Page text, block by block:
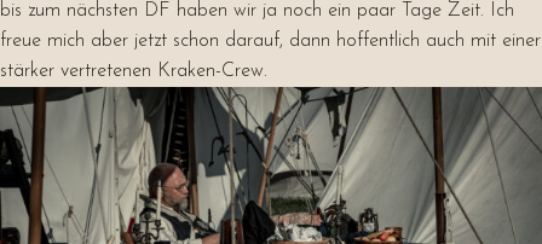
bis zum nächsten DF haben wir ja noch ein paar Tage Zeit. Ich
freue mich aber jetzt schon darauf, dann hoffentlich auch mit einer
stärker vertretenen Kraken-Crew.